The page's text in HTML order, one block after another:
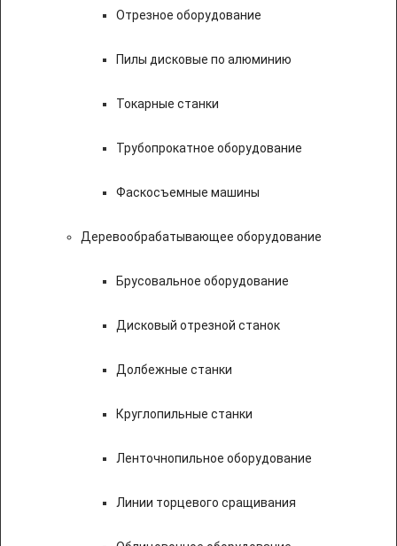
Отрезное оборудование
Пилы дисковые по алюминию
Токарные станки
Трубопрокатное оборудование
Фаскосъемные машины
Деревообрабатывающее оборудование
Брусовальное оборудование
Дисковый отрезной станок
Долбежные станки
Круглопильные станки
Ленточнопильное оборудование
Линии торцевого сращивания